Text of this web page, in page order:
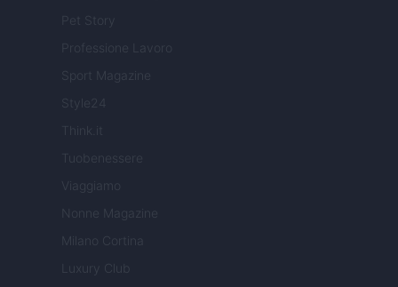
Pet Story
Professione Lavoro
Sport Magazine
Style24
Think.it
Tuobenessere
Viaggiamo
Nonne Magazine
Milano Cortina
Luxury Club